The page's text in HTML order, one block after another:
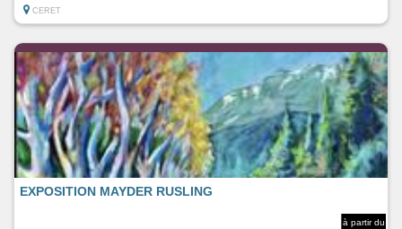
CERET
à partir du
EXPOSITION MAYDER RUSLING